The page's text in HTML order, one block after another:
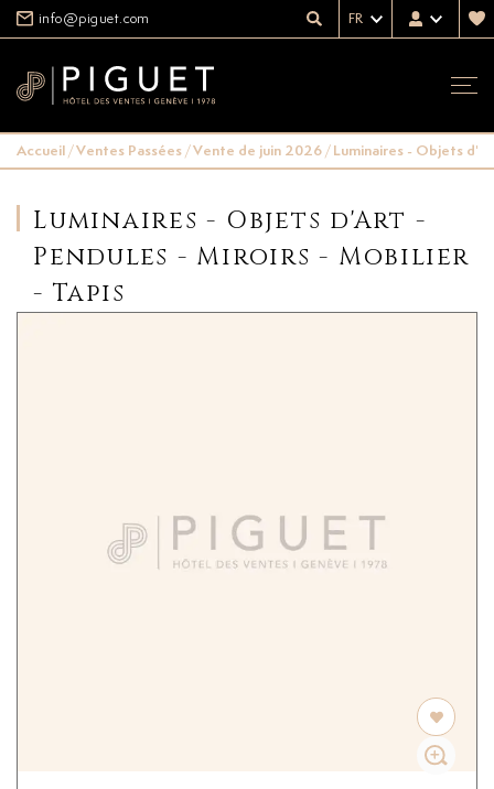
info@piguet.com FR
Accueil/Ventes Passées/Vente de juin 2026/Luminaires - Objets
Luminaires - Objets d'Art -
Pendules - Miroirs - Mobilier
- Tapis